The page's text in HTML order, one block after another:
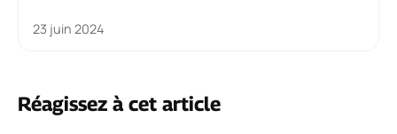
23 juin 2024
Réagissez à cet article